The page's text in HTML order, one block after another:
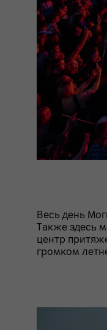
Весь день
Также здесь
центр
громком